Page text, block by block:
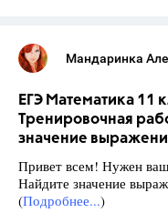
Мандаринка
ЕГЭ Математика 11
Тренировочная
значение
Привет всем! Нужен
Найдите значение
(Подробнее...)